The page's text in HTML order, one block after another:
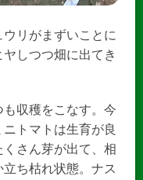
リがまずいことに
しつつ畑に出てき
収穫をこなす。今
トマトは生育が良
さん芽が出て、相
ち枯れ状態。ナス